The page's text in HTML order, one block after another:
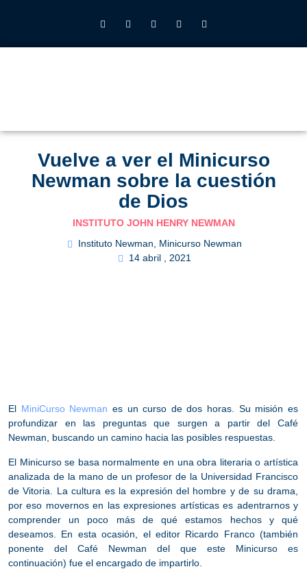
Vuelve a ver el Minicurso
Newman sobre la cuestión
de Dios
INSTITUTO JOHN HENRY NEWMAN
Instituto Newman
Minicurso Newman
14 abril , 2021
El MiniCurso Newman es un curso de dos horas. Su misión es
profundizar en las preguntas que surgen a partir del Café
Newman, buscando un camino hacia las posibles respuestas.
El Minicursose basa normalmente en una obra literaria o artística
analizada de la mano de un profesor de la Universidad Francisco
de Vitoria. La cultura es la expresión del hombre y de su drama,
por eso movernos en las expresiones artísticas es adentrarnos y
comprender un poco más de qué estamos hechos y qué
deseamos. En esta ocasión, el editor Ricardo Franco(también
ponente del Café Newman del que este Minicurso es
continuación) fue el encargado de impartirlo.